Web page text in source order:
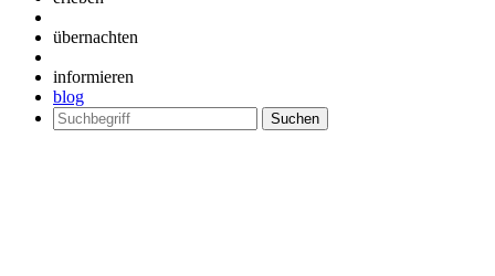
übernachten
informieren
blog
Suchen
nach: